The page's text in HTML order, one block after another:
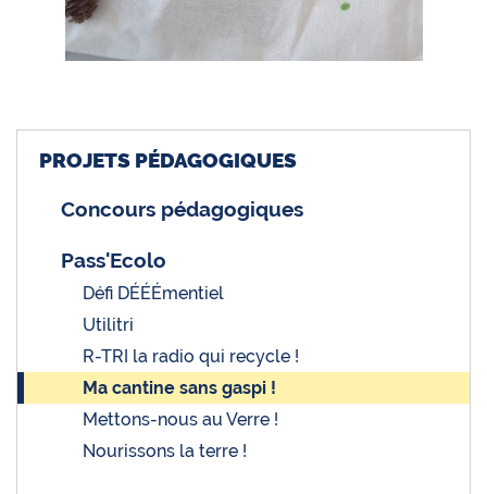
PROJETS PÉDAGOGIQUES
Concours pédagogiques
Pass'Ecolo
Défi DÉÉÉmentiel
Utilitri
R-TRI la radio qui recycle !
Ma cantine sans gaspi !
Mettons-nous au Verre !
Nourissons la terre !